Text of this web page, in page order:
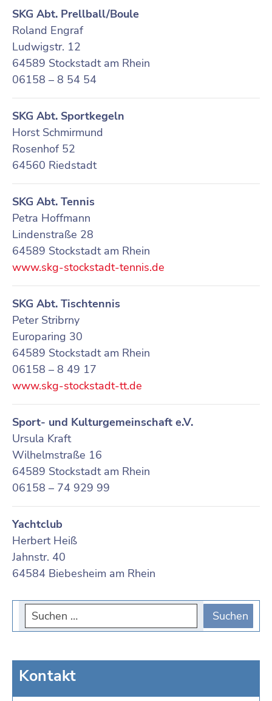
SKG Abt. Prellball/Boule
Roland Engraf
Ludwigstr. 12
64589 Stockstadt am Rhein
06158 – 8 54 54
SKG Abt. Sportkegeln
Horst Schmirmund
Rosenhof 52
64560 Riedstadt
SKG Abt. Tennis
Petra Hoffmann
Lindenstraße 28
64589 Stockstadt am Rhein
www.skg-stockstadt-tennis.de
SKG Abt. Tischtennis
Peter Stribrny
Europaring 30
64589 Stockstadt am Rhein
06158 – 8 49 17
www.skg-stockstadt-tt.de
Sport- und Kulturgemeinschaft e.V.
Ursula Kraft
Wilhelmstraße 16
64589 Stockstadt am Rhein
06158 – 74 929 99
Yachtclub
Herbert Heiß
Jahnstr. 40
64584 Biebesheim am Rhein
Kontakt